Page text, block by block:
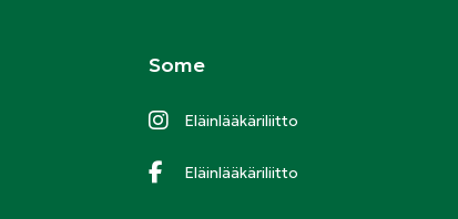
Some
Eläinlääkäriliitto
Eläinlääkäriliitto